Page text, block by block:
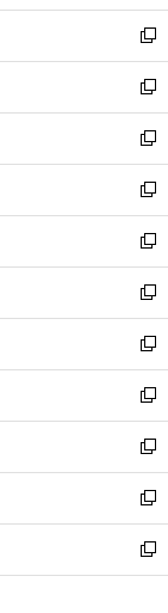
ウ
で
開
く
ン
ド
ウ
で
開
く
新
し
い
ウ
ィ
ン
ド
ウ
で
開
く
新
し
い
ウ
ィ
ン
ド
ウ
で
開
く
新
し
い
ウ
ィ
ン
ド
ウ
で
開
く
新
し
い
ウ
ィ
ン
ド
ウ
で
開
く
新
し
い
ウ
ィ
ン
ド
ウ
で
開
く
新
し
い
ウ
ィ
ン
ド
ウ
で
開
く
新
し
い
ウ
ィ
ン
ド
ウ
で
開
新
し
い
ウ
ィ
ン
ド
ウ
新
し
い
ウ
ィ
ン
新
し
い
ウ
新
し